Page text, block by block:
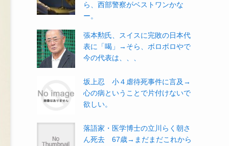
ら、西部警察がベストワンかな
ー。
張本勲氏、スイスに完敗の日本代
表に「喝」→そら、ボロボロやで
今の代表は、、、
坂上忍 小４虐待死事件に言及→
心の病ということで片付けないで
欲しい。
落語家・医学博士の立川らく朝さ
ん死去 67歳→まだまだこれから